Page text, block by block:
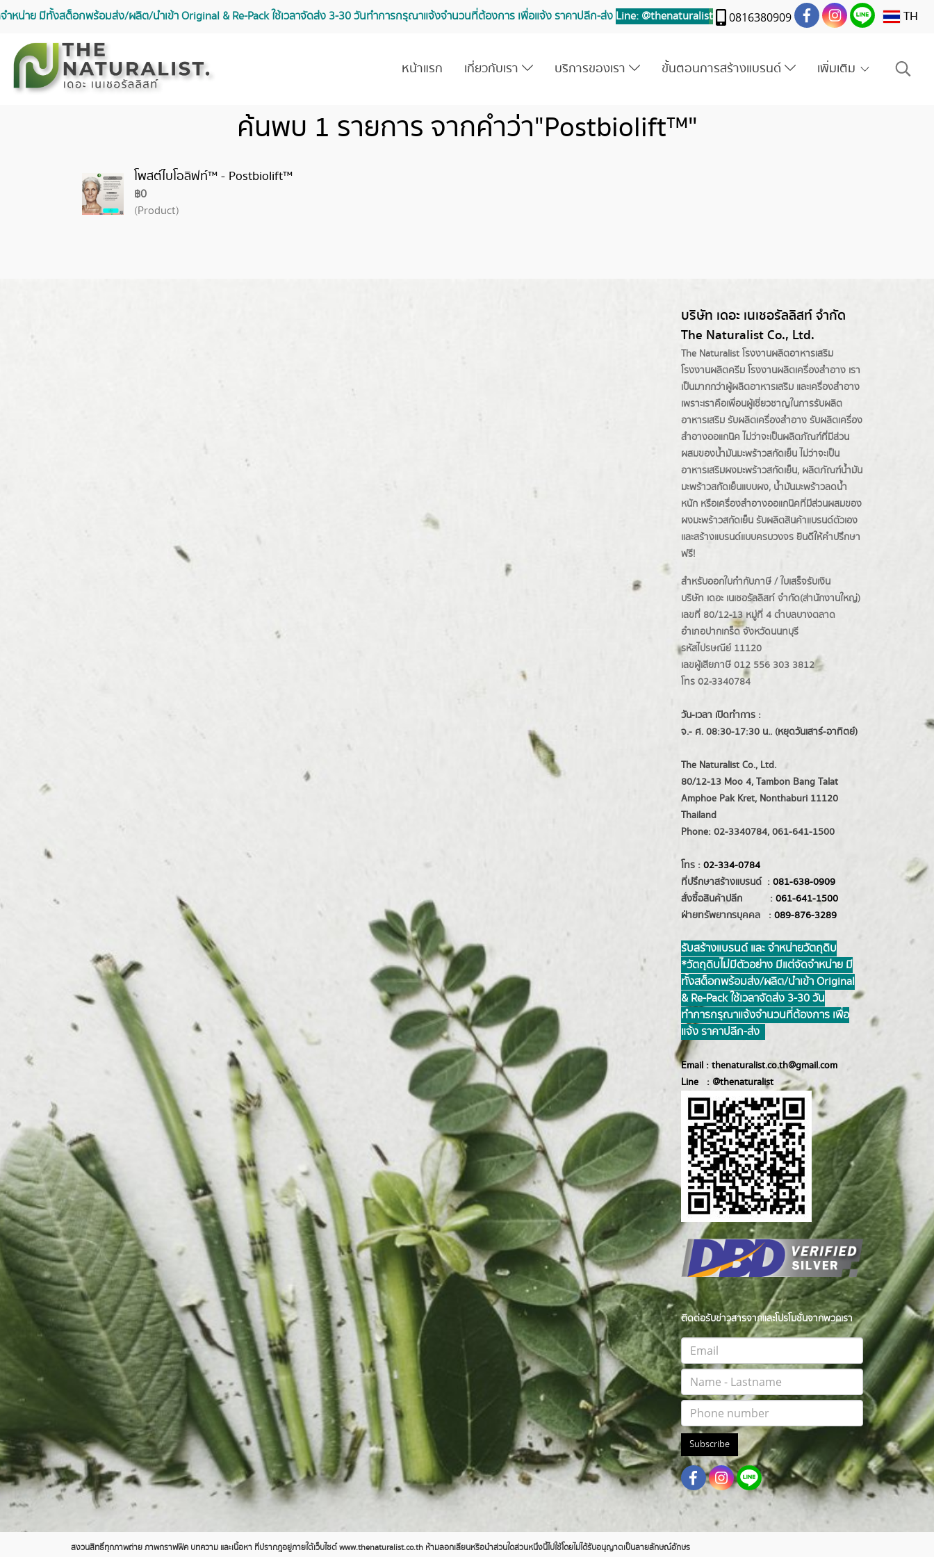
น่าย มีทั้งสต็อกพร้อมส่ง/ผลิต/นำเข้า Original & Re-Pack ใช้เวลาจัดส่ง 3-30 วันทำการ กรุณาแจ้งจำนวนที่ต้องการ เพื่อแจ้ง ราคาปลีก-ส่ง Line: @thenaturalist 0816380909 TH
หน้าแรก เกี่ยวกับเรา บริการของเรา ขั้นตอนการสร้างแบรนด์ เพิ่มเติม
ค้นพบ 1 รายการ จากคำว่า"Postbiolift™"
โพสต์ไบโอลิฟท์™ - Postbiolift™
฿0
(Product)
บริษัท เดอะ เนเชอรัลลิสท์ จำกัด
The Naturalist Co., Ltd.
The Naturalist โรงงานผลิตอาหารเสริม
โรงงานผลิตครีมโรงงานผลิตเครื่องสำอาง เรา
เป็นมากกว่าผู้ผลิตอาหารเสริมและเครื่องสำอาง
เพราะเราคือเพื่อนผู้เชี่ยวชาญในการรับผลิต
อาหารเสริม รับผลิตเครื่องสำอาง รับผลิตเครื่อง
สำอางออแกนิค ไม่ว่าจะเป็นผลิตภัณฑ์ที่มีส่วน
ผสมของน้ำมันมะพร้าวสกัดเย็น ไม่ว่าจะเป็น
อาหารเสริมผงมะพร้าวสกัดเย็น, ผลิตภัณฑ์น้ำมัน
มะพร้าวสกัดเย็นแบบผง, น้ำมันมะพร้าวลดน้ำ
หนักหรือเครื่องสำอางออแกนิคที่มีส่วนผสมของ
ผงมะพร้าวสกัดเย็น รับผลิตสินค้าแบรนด์ตัวเอง
และสร้างแบรนด์แบบครบวงจร ยินดีให้คำปรึกษา
ฟรี!
สำหรับออกใบกำกับภาษี / ใบเสร็จรับเงิน
บริษัท เดอะ เนเชอรัลลิสท์ จำกัด(ส่านักงานใหญ่)
เลขที่ 80/12-13 หมู่ที่ 4 ตำบลบางตลาด
อำเภอปากเกร็ดจังหวัดนนทบุรี
รหัสไปรษณีย์ 11120
เลขผู้เสียภาษี 012 556 303 3812
โทร 02-3340784
วัน-เวลา เปิดทำการ :
จ.- ศ. 08:30-17:30 น.. (หยุดวันเสาร์-อาทิตย์)
The Naturalist Co., Ltd.
80/12-13 Moo 4, Tambon Bang Talat
Amphoe Pak Kret, Nonthaburi 11120
Thailand
Phone: 02-3340784, 061-641-1500
โทร : 02-334-0784
ที่ปรึกษาสร้างแบรนด์ : 081-638-0909
สั่งซื้อสินค้าปลีก : 061-641-1500
ฝ่ายทรัพยากรบุคคล : 089-876-3289
รับสร้างแบรนด์ และ จำหน่ายวัตถุดิบ
*วัตถุดิบไม่มีตัวอย่าง มีแต่จัดจำหน่าย มี
ทั้งสต็อกพร้อมส่ง/ผลิต/นำเข้า Original
& Re-Pack ใช้เวลาจัดส่ง 3-30 วัน
ทำการ กรุณาแจ้งจำนวนที่ต้องการ เพื่อ
แจ้ง ราคาปลีก-ส่ง
Email : thenaturalist.co.th@gmail.com
Line : @thenaturalist
ติดต่อรับข่าวสารจากและโปรโมชั่นจากพวกเรา
Subscribe
สงวนสิทธิ์ทุกภาพถ่าย ภาพกราฟฟิค บทความ และเนื้อหา ที่ปรากฎอยู่ภายใต้เว็บไซต์ www.thenaturalist.co.th ห้ามลอกเลียนหรือนำส่วนใดส่วนหนึ่งนี้ไปใช้โดยไม่ได้รับอนุญาตเป็นลายลักษณ์อักษร